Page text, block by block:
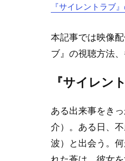
『サイレントラブ
本記事では映像
ブ』の視聴方法
『サイレン
ある出来事をき
介）。ある日、
波）と出会う。